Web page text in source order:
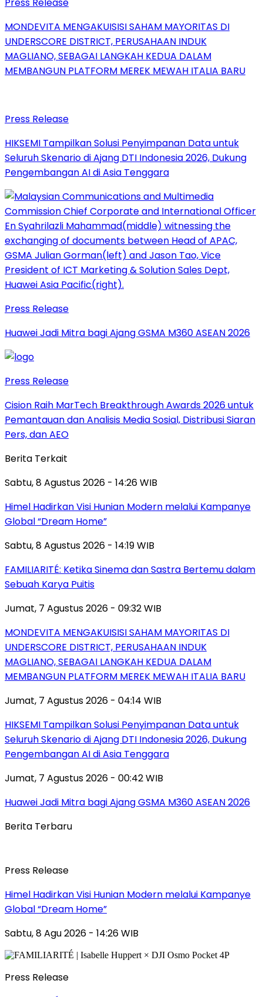
MONDEVITA MENGAKUISISI SAHAM MAYORITAS DI
UNDERSCORE DISTRICT, PERUSAHAAN INDUK
MAGLIANO, SEBAGAI LANGKAH KEDUA DALAM
MEMBANGUN PLATFORM MEREK MEWAH ITALIA BARU
Press Release
HIKSEMI Tampilkan Solusi Penyimpanan Data untuk
Seluruh Skenario di Ajang DTI Indonesia 2026, Dukung
Pengembangan AI di Asia Tenggara
Press Release
Huawei Jadi Mitra bagi Ajang GSMA M360 ASEAN 2026
Press Release
Cision Raih MarTech Breakthrough Awards 2026 untuk
Pemantauan dan Analisis Media Sosial, Distribusi Siaran
Pers, dan AEO
Berita Terkait
Sabtu, 8 Agustus 2026 - 14:26 WIB
Himel Hadirkan Visi Hunian Modern melalui Kampanye
Global “Dream Home”
Sabtu, 8 Agustus 2026 - 14:19 WIB
FAMILIARITÉ: Ketika Sinema dan Sastra Bertemu dalam
Sebuah Karya Puitis
Jumat, 7 Agustus 2026 - 09:32 WIB
MONDEVITA MENGAKUISISI SAHAM MAYORITAS DI
UNDERSCORE DISTRICT, PERUSAHAAN INDUK
MAGLIANO, SEBAGAI LANGKAH KEDUA DALAM
MEMBANGUN PLATFORM MEREK MEWAH ITALIA BARU
Jumat, 7 Agustus 2026 - 04:14 WIB
HIKSEMI Tampilkan Solusi Penyimpanan Data untuk
Seluruh Skenario di Ajang DTI Indonesia 2026, Dukung
Pengembangan AI di Asia Tenggara
Jumat, 7 Agustus 2026 - 00:42 WIB
Huawei Jadi Mitra bagi Ajang GSMA M360 ASEAN 2026
Berita Terbaru
Press Release
Himel Hadirkan Visi Hunian Modern melalui Kampanye
Global “Dream Home”
Sabtu, 8 Agu 2026 - 14:26 WIB
Press Release